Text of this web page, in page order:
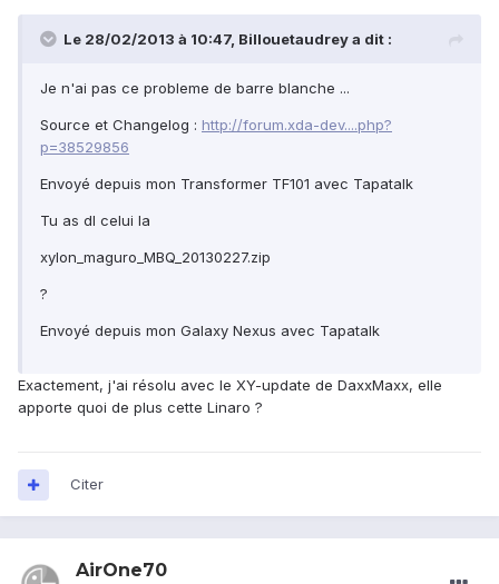
Le 28/02/2013 à 10:47, Billouetaudrey a dit :
Je n'ai pas ce probleme de barre blanche ...
Source et Changelog : http://forum.xda-dev....php?
p=38529856
Envoyé depuis mon Transformer TF101 avec Tapatalk
Tu as dl celui la
xylon_maguro_MBQ_20130227.zip
?
Envoyé depuis mon Galaxy Nexus avec Tapatalk
Exactement, j'ai résolu avec le XY-update de DaxxMaxx, elle
apporte quoi de plus cette Linaro ?
Citer
AirOne70